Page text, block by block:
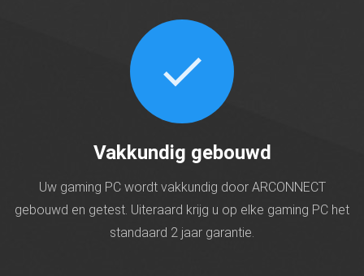
check
Vakkundig gebouwd
Uw gaming PC wordt vakkundig door ARCONNECT
gebouwd en getest. Uiteraard krijg u op elke gaming PC het
standaard 2 jaar garantie.